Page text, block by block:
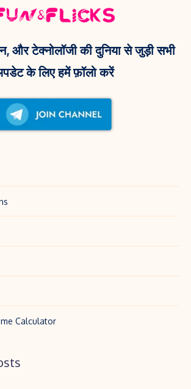
और टेक्नोलॉजी की दुनिया से जुड़ी सभी
के लिए हमें फ़ॉलो करें
Calculator